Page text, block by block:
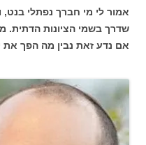
אמור לי מי חברך נפתלי
שדרך בשמי הציונות הדתית.
אם נדע זאת נבין מה הפך את